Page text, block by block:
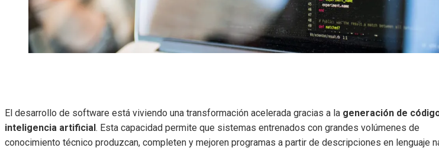
El desarrollo de software está viviendo una transformación acelerada gracias a la generación de
inteligencia artificial . Esta capacidad permite que sistemas entrenados con grandes volúmenes de
conocimiento técnico produzcan, completen y mejoren programas a partir de descripciones en lenguaje